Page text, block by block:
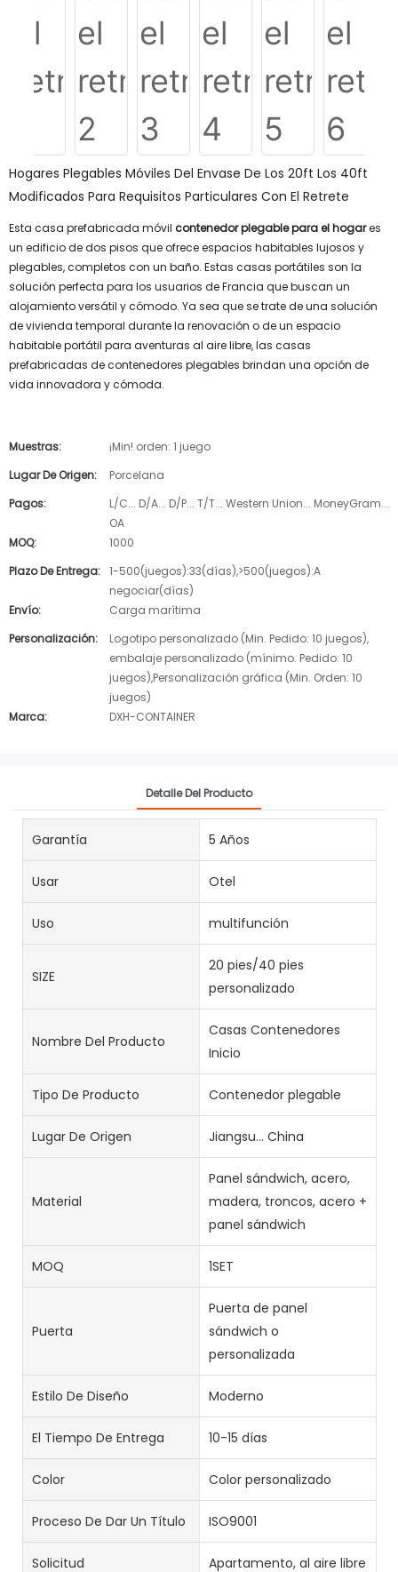
Hogares Plegables Móviles Del Envase De Los 20ft Los 40ft
Modificados Para Requisitos Particulares Con El Retrete
Esta casa prefabricada móvil contenedor plegable para el hogares
un edificio de dos pisos que ofrece espacios habitables lujosos y
plegables, completos con un baño. Estas casas portátiles son la
solución perfecta para los usuarios de Francia que buscan un
alojamiento versátil y cómodo. Ya sea que se trate de una solución
de vivienda temporal durante la renovación o de un espacio
habitable portátil para aventuras al aire libre, las casas
prefabricadas de contenedores plegables brindan una opción de
vida innovadora y cómoda.
Muestras:
¡Min! orden: 1 juego
Lugar De Origen:
Porcelana
Pagos:
L/C... D/A... D/P... T/T... Western Union... MoneyGram...
OA
MOQ:
1000
Plazo De Entrega: 1-500(juegos):33(días),>500(juegos):A
negociar(días)
Envío:
Carga marítima
Personalización:
Logotipo personalizado (Min. Pedido: 10 juegos),
embalaje personalizado (mínimo. Pedido: 10
juegos),Personalización gráfica (Min. Orden: 10
juegos)
Marca:
DXH-CONTAINER
Detalle Del Producto
Garantía 5 Años
Usar Otel
Uso multifunción
SIZE
20 pies/40 pies
personalizado
Nombre Del Producto
Casas Contenedores
Inicio
Tipo De Producto Contenedor plegable
Lugar De Origen Jiangsu... China
Material
Panel sándwich, acero,
madera, troncos, acero +
panel sándwich
MOQ 1SET
Puerta
Puerta de panel
sándwich o
personalizada
Estilo De Diseño Moderno
El Tiempo De Entrega 10-15 días
Color Color personalizado
Proceso De Dar Un Título ISO9001
Solicitud Apartamento, al aire libre